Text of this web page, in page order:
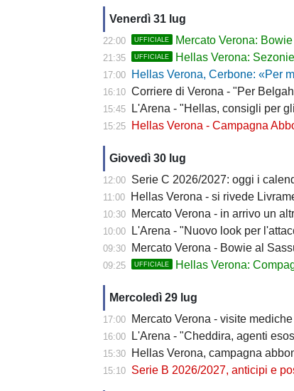
Venerdì 31 lug
22:00 UFFICIALE Mercato Verona: Bowie al
21:35 UFFICIALE Hellas Verona:
17:00 Hellas Verona, Cerbone: «Per me
16:10 Corriere di Verona - "Per Belgahli è asta tra
15:45 L'Arena - "Hellas, consigli per gli
15:25 Hellas Verona - Campagna Abbonamenti
Giovedì 30 lug
12:00 Serie C 2026/2027: oggi i calendari,
11:00 Hellas Verona - si rivede
10:30 Mercato Verona - in arrivo un altro
10:00 L'Arena - "Nuovo look per l'attacco
09:30 Mercato Verona - Bowie al
09:25 UFFICIALE Hellas Verona:
Mercoledì 29 lug
17:00 Mercato Verona - visite mediche per
16:00 L'Arena - "Cheddira, agenti
15:30 Hellas Verona, campagna abbonamenti
15:10 Serie B 2026/2027, anticipi e